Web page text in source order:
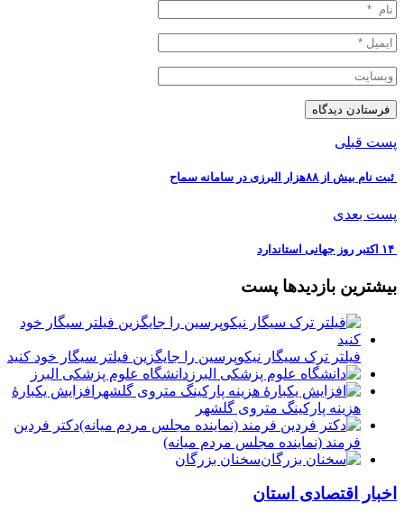
پست قبلی
️ ثبت نام بیش از ۸۸هزار البرزی در سامانه سماح
پست بعدی
بیشترین بازدیدها پست
فیلتر ترک سیگار نیکوپرسین را جایگزین فیلتر سیگار خود کنید
دانشگاه علوم پزشکی البرز
افزایش یکبارۀ
هزینه پارکینگ متروی گلشهر
دكتر فردين
فرمند (نماينده مجلس مردم میانه)
سخنان بزرگان
اخبار اقتصادی استان